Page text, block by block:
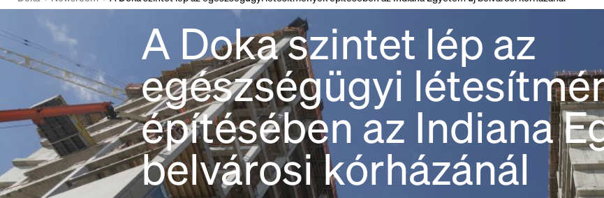
A Doka szintet lép az
egészségügyi
építésében az Indiana
belvárosi kórházánál